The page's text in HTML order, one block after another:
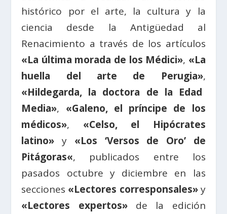
histórico por el arte, la cultura y la
ciencia desde la Antigüedad al
Renacimiento a través de los artículos
«La última morada de los Médici», «La
huella del arte de Perugia»,
«Hildegarda, la doctora de la Edad
Media», «Galeno, el príncipe de los
médicos»,
«Celso, el Hipócrates
latino»y «Los ‘Versos de Oro’ de
Pitágoras«, publicados entre los
pasados octubre y diciembre en las
secciones «Lectores corresponsales»y
«Lectores expertos»de la edición